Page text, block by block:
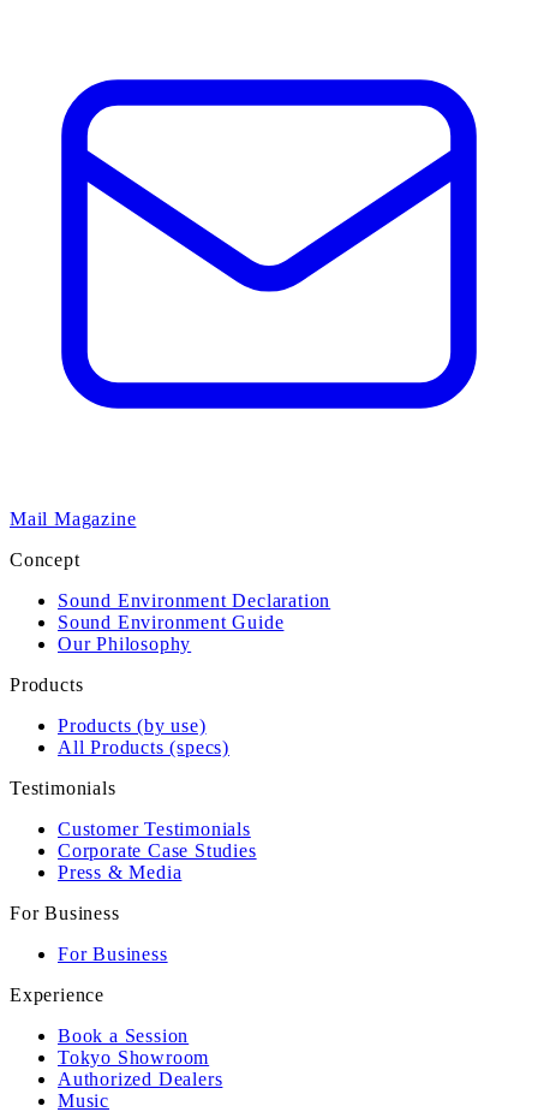
Mail Magazine
Concept
Sound Environment Declaration
Sound Environment Guide
Our Philosophy
Products
Products (by use)
All Products (specs)
Testimonials
Customer Testimonials
Corporate Case Studies
Press & Media
For Business
For Business
Experience
Book a Session
Tokyo Showroom
Authorized Dealers
Music